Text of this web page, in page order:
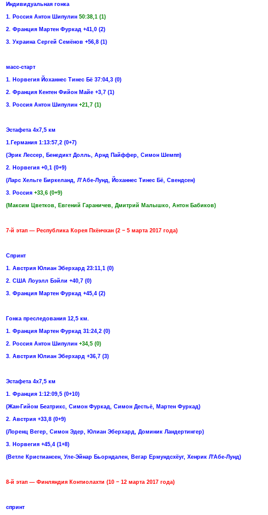
Индивидуальная гонка
1. Россия Антон Шипулин 50:38,1 (1)
2. Франция Мартен Фуркад +41,0 (2)
3. Украина Сергей Семёнов +56,8 (1)
масс-старт
1. Норвегия Йоханнес Тинес Бё 37:04,3 (0)
2. Франция Кентен Фийон Майe +3,7 (1)
3. Россия Антон Шипулин +21,7 (1)
Эстафета 4х7,5 км
1.Германия 1:13:57,2 (0+7)
(Эрик Лессер, Бенедикт Долль, Арнд Пайффер, Симон Шемпп)
2. Норвегия +0,1 (0+9)
(Ларс Хельге Биркеланд, Л’Абе-Лунд, Йоханнес Тинес Бё, Свендсен)
3. Россия +33,6 (0+9)
(Максим Цветков, Евгений Гараничев, Дмитрий Малышко, Антон Бабиков)
7-й этап — Республика Корея Пхёнчхан (2 − 5 марта 2017 года)
Спринт
1. Австрия Юлиан Эберхард 23:11,1 (0)
2. США Лоуэлл Бэйли +40,7 (0)
3. Франция Мартен Фуркад +45,4 (2)
Гонка преследования 12,5 км.
1. Франция Мартен Фуркад 31:24,2 (0)
2. Россия Антон Шипулин +34,5 (0)
3. Австрия Юлиан Эберхард +36,7 (3)
Эстафета 4х7,5 км
1. Франция 1:12:09,5 (0+10)
(Жан-Гийом Беатрикс, Симон Фуркад, Симон Дестьё, Мартен Фуркад)
2. Австрия +33,8 (0+9)
(Лоренц Вегер, Симон Эдер, Юлиан Эберхард, Доминик Ландертингер)
3. Норвегия +45,4 (1+8)
(Ветле Кристиансен, Уле-Эйнар Бьорндален, Вегар Ермундсхёуг, Хенрик Л'Абе-Лунд)
8-й этап — Финляндия Контиолахти (10 − 12 марта 2017 года)
спринт